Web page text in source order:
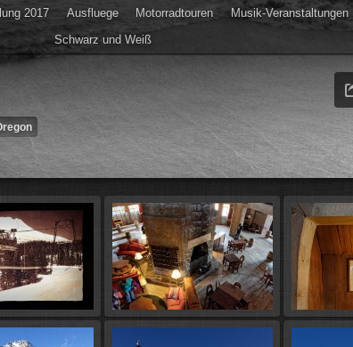
2017 Ausfluege Motorradtouren Musik-Veranstaltungen
Schwarz und Weiß
Diashow starten